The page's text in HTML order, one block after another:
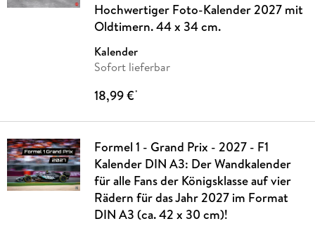
Hochwertiger Foto-Kalender 2027 mit
Oldtimern. 44 x 34 cm.
Kalender
Sofort lieferbar
18,99 €*
Formel 1 - Grand Prix - 2027 - F1
Kalender DIN A3: Der Wandkalender
für alle Fans der Königsklasse auf vier
Rädern für das Jahr 2027 im Format
DIN A3 (ca. 42 x 30 cm)!